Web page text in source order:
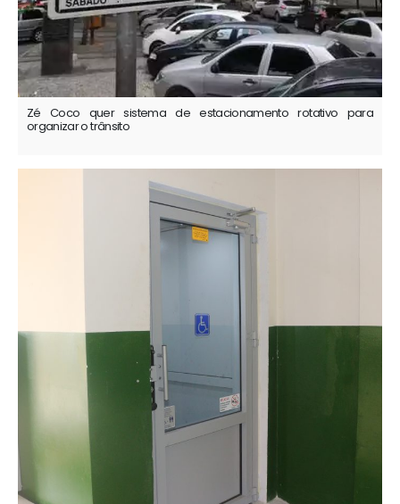
Zé Coco quer sistema de estacionamento rotativo para
organizar o trânsito